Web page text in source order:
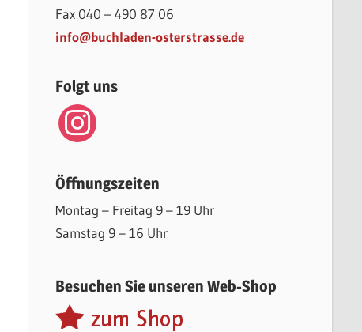
Fax 040 – 490 87 06
info@buchladen-osterstrasse.de
Folgt uns
instagram
Öffnungszeiten
Montag – Freitag 9 – 19 Uhr
Samstag 9 – 16 Uhr
Besuchen Sie unseren Web-Shop